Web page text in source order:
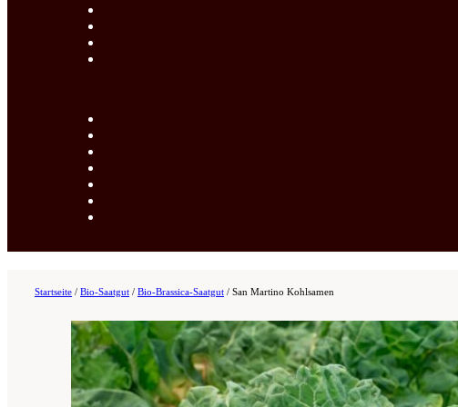
Startseite / Bio-Saatgut / Bio-Brassica-Saatgut / San Martino Kohlsamen